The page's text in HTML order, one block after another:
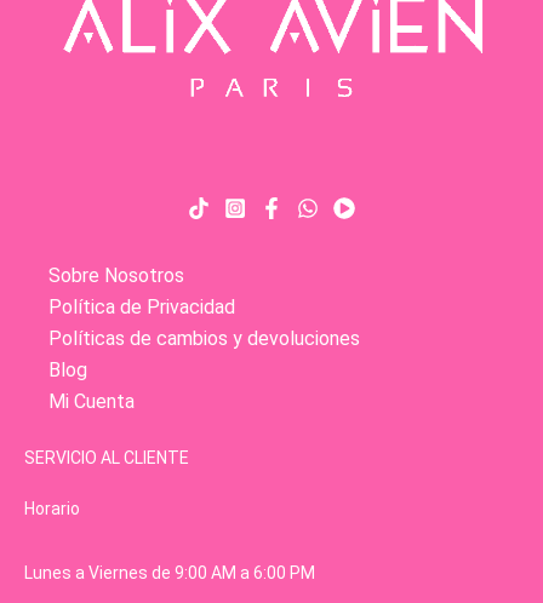
Sobre Nosotros
Política de Privacidad
Políticas de cambios y devoluciones
Blog
Mi Cuenta
SERVICIO AL CLIENTE
Horario
Lunes a Viernes de 9:00 AM a 6:00 PM